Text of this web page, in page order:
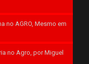
no AGRO, Mesmo em
no Agro, por Miguel